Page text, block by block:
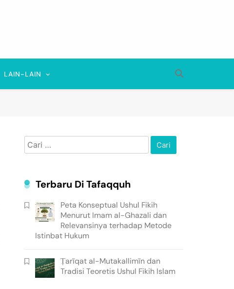
LAIN-LAIN
Cari
untuk:
Terbaru Di Tafaqquh
Peta Konseptual Ushul Fikih
Menurut Imam al-Ghazali dan
Relevansinya terhadap Metode
Istinbat Hukum
Ṭarīqat al-Mutakallimīn dan
Tradisi Teoretis Ushul Fikih Islam